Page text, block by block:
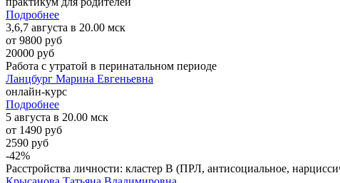
Подробнее
3,6,7 августа в 20.00 мск
от 9800 руб
20000 руб
Работа с утратой в перинатальном периоде
Ланцбург Марина Евгеньевна
онлайн-курс
Подробнее
5 августа в 20.00 мск
от 1490 руб
2590 руб
-42%
Расстройства личности: кластер B (ПРЛ, антисоциальное,